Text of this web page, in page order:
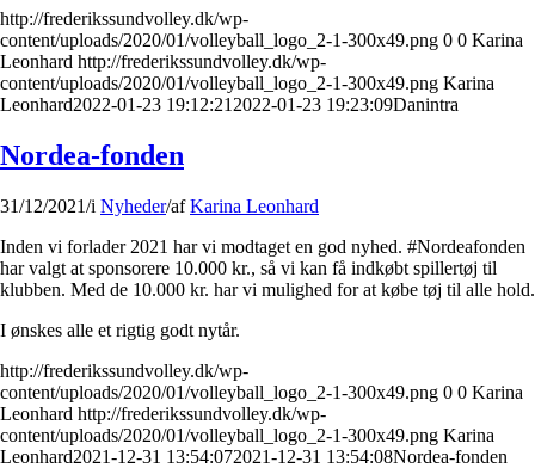
http://frederikssundvolley.dk/wp-
content/uploads/2020/01/volleyball_logo_2-1-300x49.png 0 0 Karina
Leonhard http://frederikssundvolley.dk/wp-
content/uploads/2020/01/volleyball_logo_2-1-300x49.png Karina
Leonhard2022-01-23 19:12:21 2022-01-23 19:23:09Danintra
Nordea-fonden
31/12/2021/i Nyheder/afKarina Leonhard
Inden vi forlader 2021 har vi modtaget en god nyhed. #Nordeafonden
har valgt at sponsorere 10.000 kr., så vi kan få indkøbt spillertøj til
klubben. Med de 10.000 kr. har vi mulighed for at købe tøj til alle hold.
I ønskes alle et rigtig godt nytår.
http://frederikssundvolley.dk/wp-
content/uploads/2020/01/volleyball_logo_2-1-300x49.png 0 0 Karina
Leonhard http://frederikssundvolley.dk/wp-
content/uploads/2020/01/volleyball_logo_2-1-300x49.png Karina
Leonhard2021-12-31 13:54:072021-12-31 13:54:08Nordea-fonden